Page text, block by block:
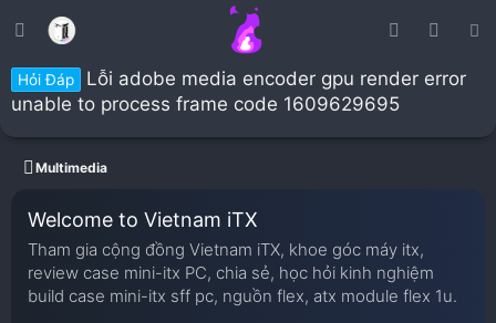
Hỏi Đáp
Lỗi adobe media encoder gpu render error
unable to process frame code 1609629695
Multimedia
Welcome to Vietnam iTX
Tham gia cộng đồng Vietnam iTX, khoe góc máy itx,
review case mini-itx PC, chia sẻ, học hỏi kinh nghiệm
build case mini-itx sff pc, nguồn flex, atx module flex 1u.